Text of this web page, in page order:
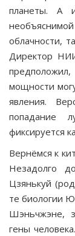
планеты. А
облачности,
Директор
мощности
явления.
попадание
фиксируется
Вернёмся к
Незадолго
Цзянькуй
те биологии
Шэньчжэне,
гены